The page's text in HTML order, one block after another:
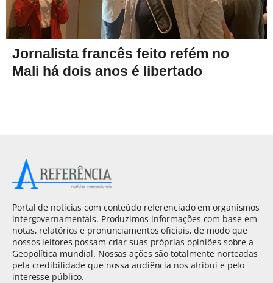
Jornalista francês feito refém no
Mali há dois anos é libertado
Portal de notícias com conteúdo referenciado em organismos
intergovernamentais. Produzimos informações com base em
notas, relatórios e pronunciamentos oficiais, de modo que
nossos leitores possam criar suas próprias opiniões sobre a
Geopolítica mundial. Nossas ações são totalmente norteadas
pela credibilidade que nossa audiência nos atribui e pelo
interesse público.